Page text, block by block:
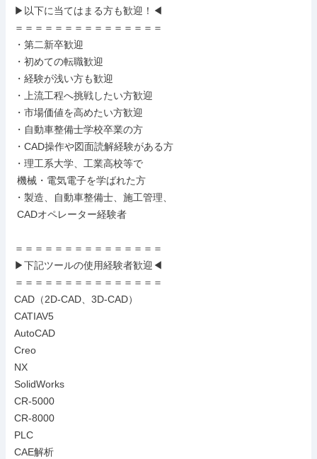
▶以下に当てはまる方も歓迎！◀
＝＝＝＝＝＝＝＝＝＝＝＝＝＝＝
・第二新卒歓迎
・初めての転職歓迎
・経験が浅い方も歓迎
・上流工程へ挑戦したい方歓迎
・市場価値を高めたい方歓迎
・自動車整備士学校卒業の方
・CAD操作や図面読解経験がある方
・理工系大学、工業高校等で
・製造、自動車整備士、施工管理、
＝＝＝＝＝＝＝＝＝＝＝＝＝＝＝
▶下記ツールの使用経験者歓迎◀
＝＝＝＝＝＝＝＝＝＝＝＝＝＝＝
CAD（2D-CAD、3D-CAD）
CATIAV5
AutoCAD
Creo
NX
SolidWorks
CR-5000
CR-8000
PLC
CAE解析